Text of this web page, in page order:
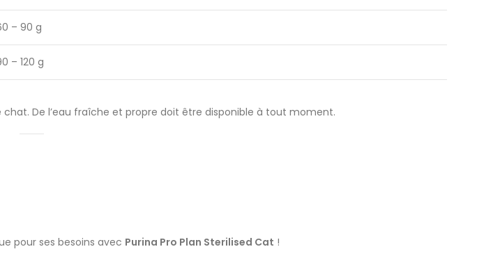
– 90 g
– 120 g
De l’eau fraîche et propre doit être disponible à tout moment.
pour ses besoins avec Purina Pro Plan Sterilised Cat !